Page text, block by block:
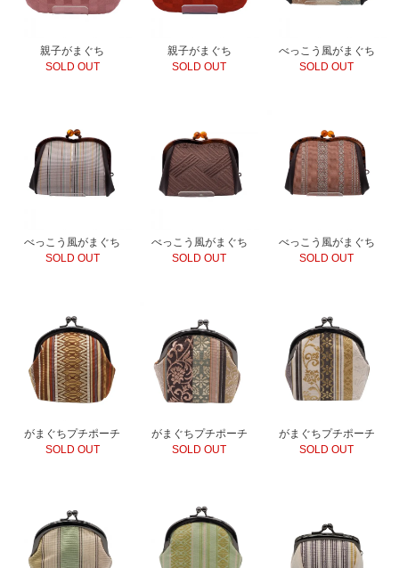
親子がまぐち
SOLD OUT
親子がまぐち
SOLD OUT
べっこう風がまぐち
SOLD OUT
べっこう風がまぐち
SOLD OUT
べっこう風がまぐち
SOLD OUT
べっこう風がまぐち
SOLD OUT
がまぐちプチポーチ
SOLD OUT
がまぐちプチポーチ
SOLD OUT
がまぐちプチポーチ
SOLD OUT